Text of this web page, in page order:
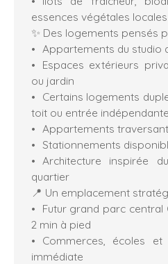
essences végétales locales
✨ Des logements pensés
Appartements du studio
Espaces extérieurs
ou jardin
Certains logements
toit ou entrée indépendante
Appartements
Stationnements
Architecture inspirée
quartier
📍 Un emplacement
Futur grand parc central
2 min à pied
Commerces, écoles
immédiate